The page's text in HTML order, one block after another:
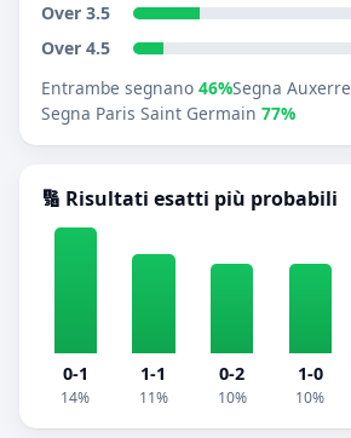
Over 3.5
Over 4.5
Entrambe segnano 46%Segna Auxerre
Segna Paris Saint Germain 77%
🔢 Risultati esatti più probabili
0-1
14%
1-1
11%
0-2
10%
1-0
10%